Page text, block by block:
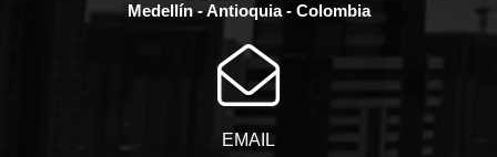
Medellín - Antioquia - Colombia
EMAIL